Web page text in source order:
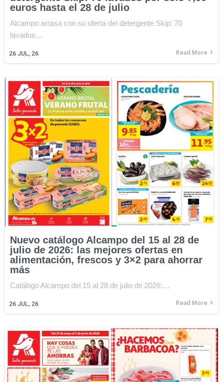
euros hasta el 28 de julio
26 JUL, 26
Alcampo arrasa con su oferta del detergente Skip: 70
lavados…
Read More
Nuevo catálogo Alcampo del 15 al 28 de
julio de 2026: las mejores ofertas en
alimentación, frescos y 3×2 para ahorrar
más
26 JUL, 26
Catálogo Alcampo del 15 al 28 de julio de 2026:…
Read More